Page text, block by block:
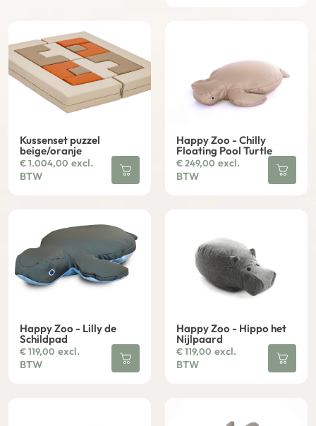
Kussenset puzzel
beige/oranje
€1.004,00 excl.
BTW
Happy Zoo - Chilly
Floating Pool Turtle
€249,00 excl.
BTW
Happy Zoo - Lilly de
Schildpad
€119,00 excl.
BTW
Happy Zoo - Hippo het
Nijlpaard
€119,00 excl.
BTW